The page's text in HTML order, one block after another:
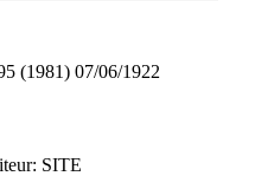
(1981) 07/06/1922
SITE